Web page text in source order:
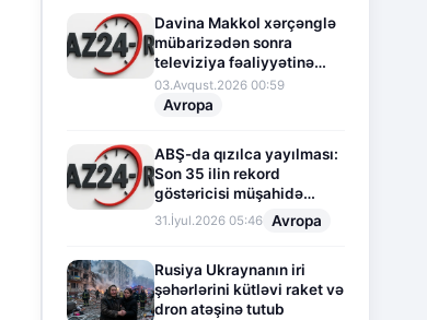
Davina Makkol xərçənglə
mübarizədən sonra
televiziya fəaliyyətinə
fasilə verir
03.Avqust.2026 00:59
Avropa
ABŞ-da qızılca yayılması:
Son 35 ilin rekord
göstəricisi müşahidə
olunur
31.İyul.2026 05:46 Avropa
Rusiya Ukraynanın iri
şəhərlərini kütləvi raket və
dron atəşinə tutub